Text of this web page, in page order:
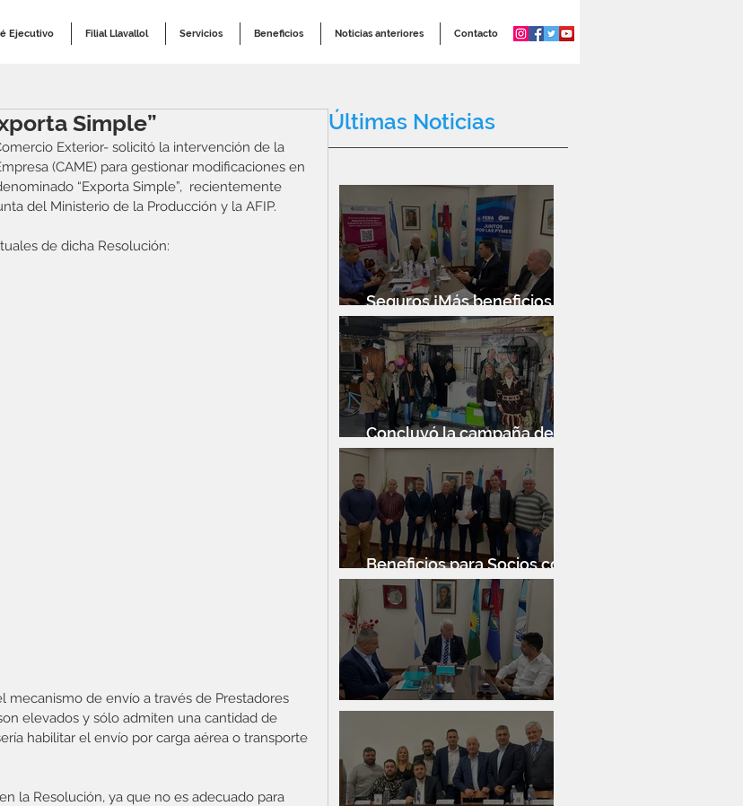
Ejecutivo Filial Llavallol Servicios Beneficios Noticias anteriores Contacto
Simple”
Exterior- solicitó la intervención de la
(CAME) para gestionar modificaciones en
“Exporta Simple”,  recientemente
del Ministerio de la Producción y la AFIP.
de dicha Resolución:
de envío a través de Prestadores
elevados y sólo admiten una cantidad de
habilitar el envío por carga aérea o transporte
la Resolución, ya que no es adecuado para
Últimas Noticias
Seguros ¡Más beneficios
para socios!
Concluyó la campaña de
donación de libros
Beneficios para Socios con
Banco Santander
Reunión con Sur Finanzas